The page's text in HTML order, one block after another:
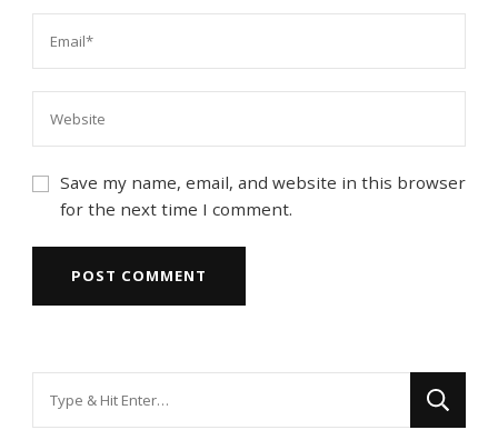
Save my name, email, and website in this browser
for the next time I comment.